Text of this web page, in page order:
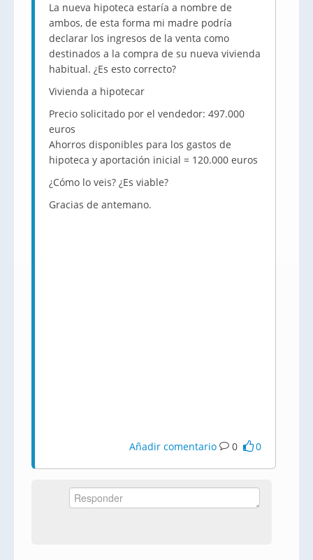
La nueva hipoteca estaría a nombre de
ambos, de esta forma mi madre podría
declarar los ingresos de la venta como
destinados a la compra de su nueva vivienda
habitual. ¿Es esto correcto?
Vivienda a hipotecar
Precio solicitado por el vendedor: 497.000
euros
Ahorros disponibles para los gastos de
hipoteca y aportación inicial = 120.000 euros
¿Cómo lo veis? ¿Es viable?
Gracias de antemano.
Añadir comentario 0 0